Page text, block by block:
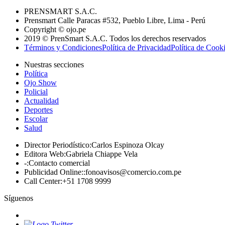
PRENSMART S.A.C.
Prensmart Calle Paracas #532, Pueblo Libre, Lima - Perú
Copyright © ojo.pe
2019 © PrenSmart S.A.C. Todos los derechos reservados
Términos y CondicionesPolítica de PrivacidadPolítica de
Nuestras secciones
Política
Ojo Show
Policial
Actualidad
Deportes
Escolar
Salud
Director Periodístico:Carlos Espinoza Olcay
Editora Web:Gabriela Chiappe Vela
-:Contacto comercial
Publicidad Online::fonoavisos@comercio.com.pe
Call Center:+51 1708 9999
Síguenos